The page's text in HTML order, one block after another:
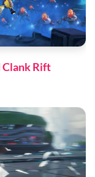
Clank Rift